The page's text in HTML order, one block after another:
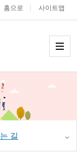
도 도시재
홈으로 사이트맵
길